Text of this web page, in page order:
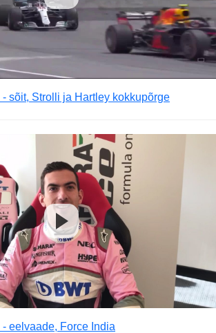
sõit, Strolli ja Hartley kokkupõrge
eelvaade, Force India